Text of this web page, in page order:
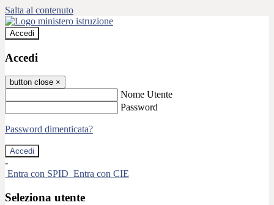
Salta al contenuto
Accedi
Accedi
button close ×
Nome Utente
Password
Password dimenticata?
-
Entra con SPID Entra con CIE
Seleziona utente